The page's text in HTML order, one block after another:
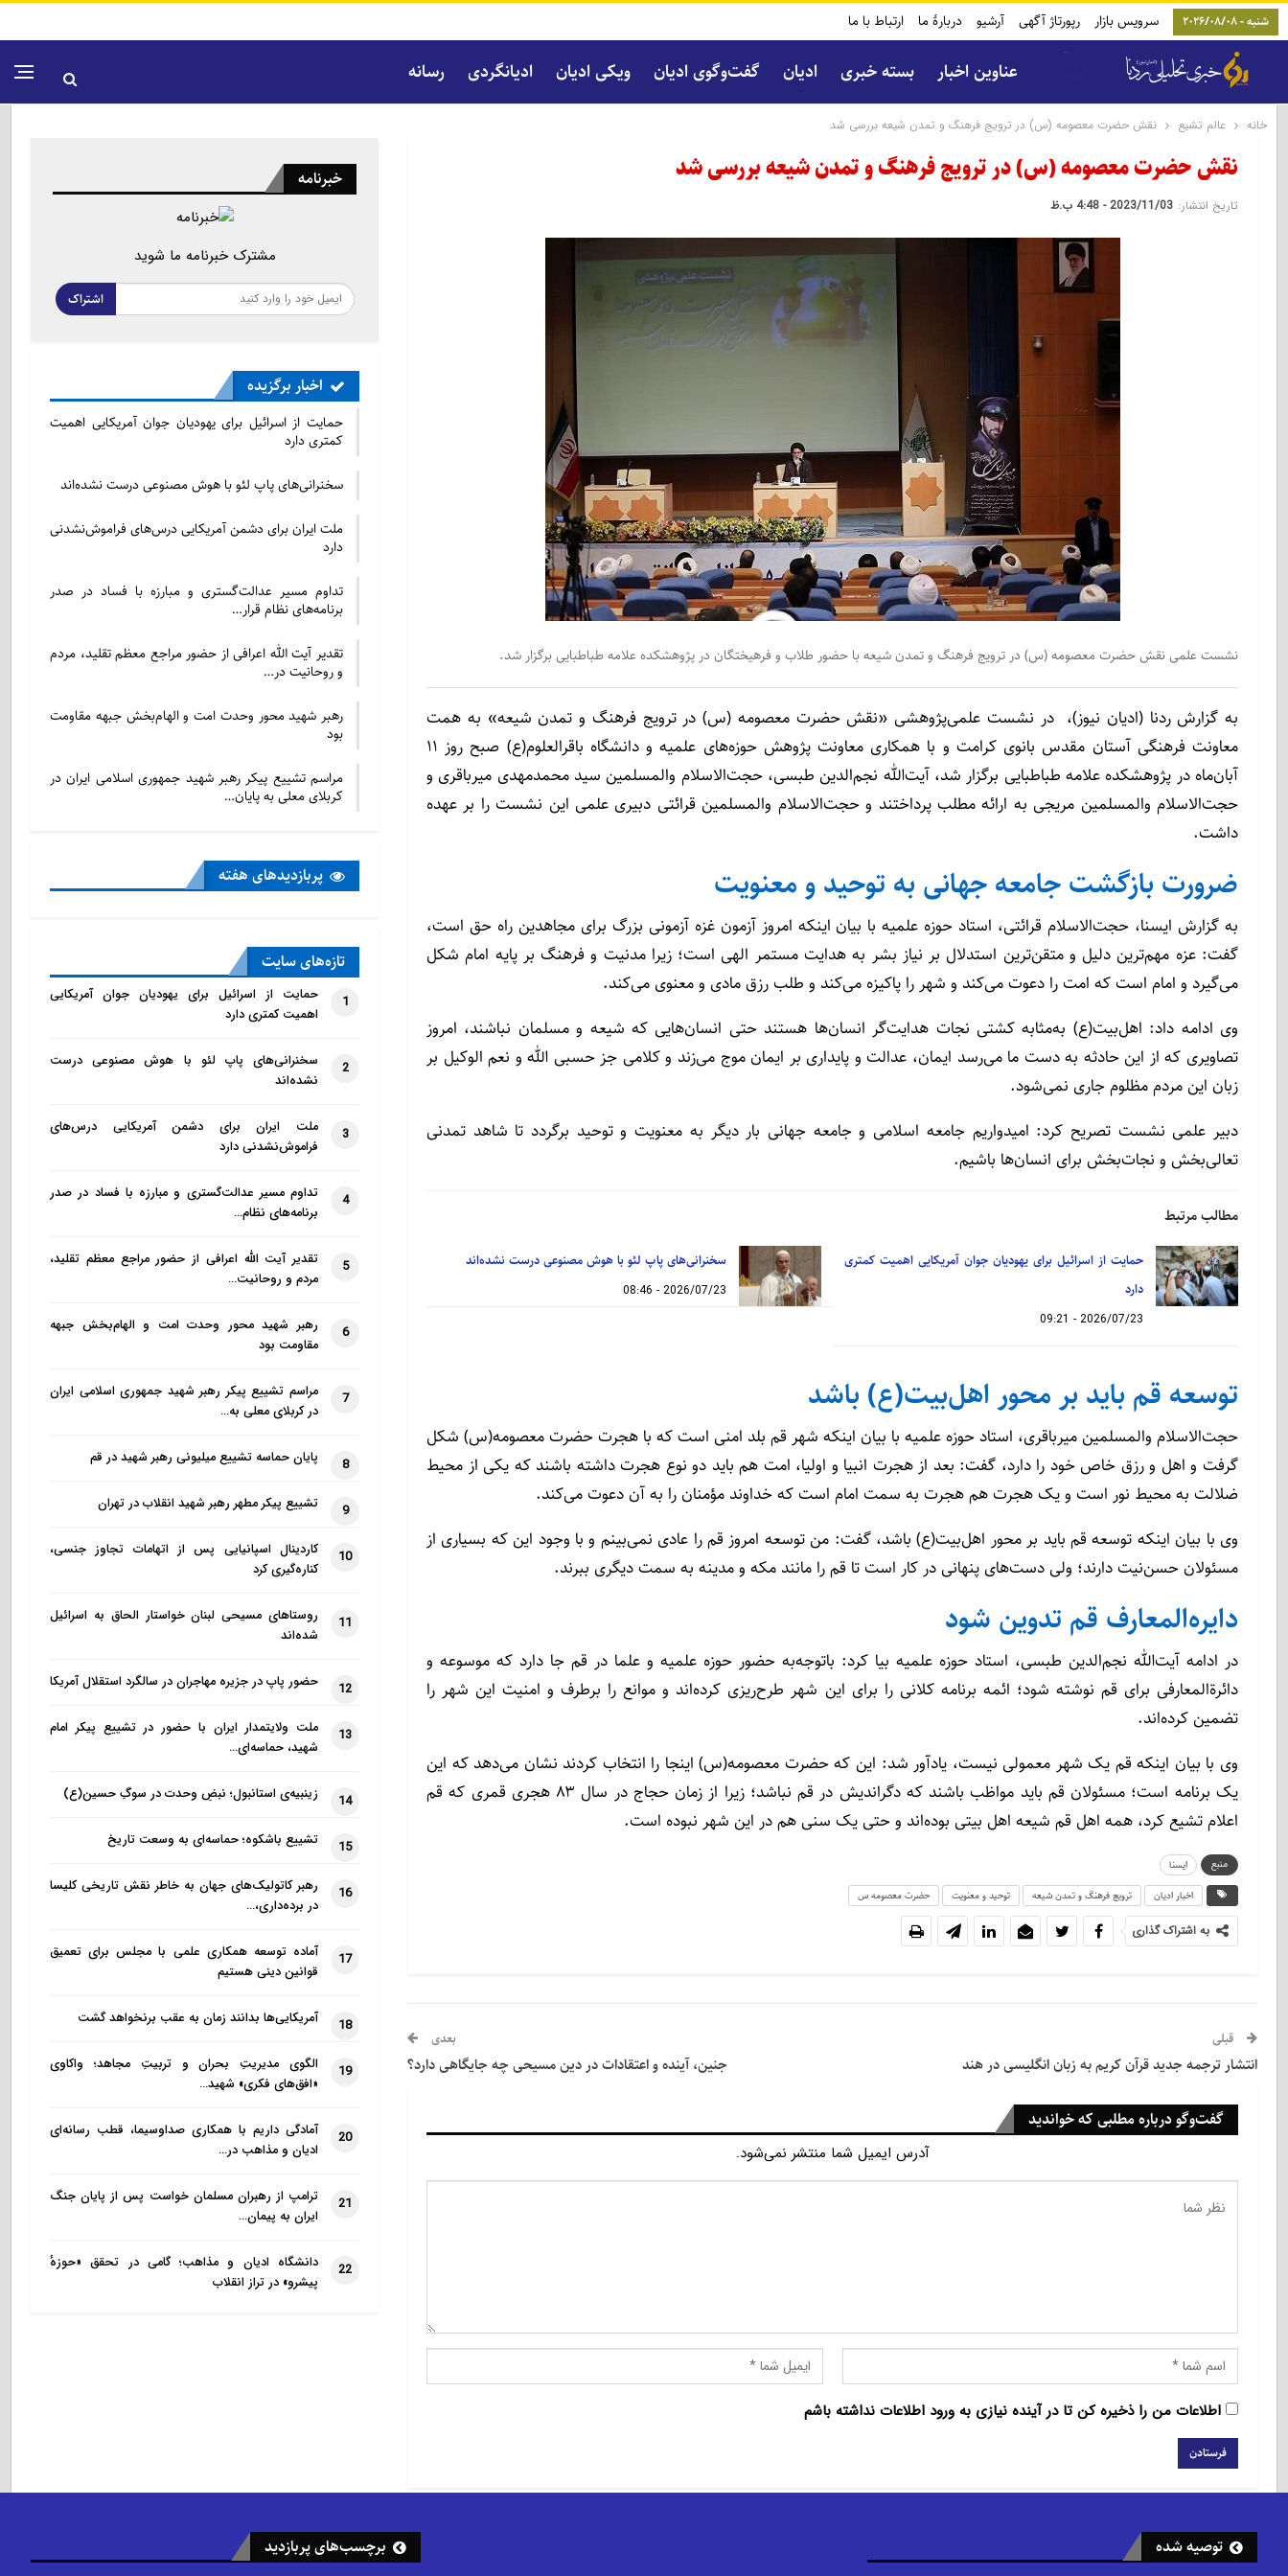
شنبه - 2026/08/08 سرویس بازار رپورتاژ آگهی آرشیو دربارۀ ما ارتباط با ما
عناوین اخبار بسته خبری ادیان گفت‌و‌گوی ادیان ویکی ادیان ادیانگردی رسانه
خانه عالم تشیع نقش حضرت معصومه (س) در ترویج فرهنگ و تمدن شیعه بررسی شد
نقش حضرت معصومه (س) در ترویج فرهنگ و تمدن شیعه بررسی شد
تاریخ انتشار: 2023/11/03 - 4:48 ب.ظ
نشست علمی نقش حضرت معصومه (س) در ترویج فرهنگ و تمدن شیعه با حضور طلاب و فرهیختگان در پژوهشکده علامه طباطبایی برگزار شد.
به گزارش ردنا (ادیان نیوز)، در نشست علمی‌پژوهشی «نقش حضرت معصومه (س) در ترویج فرهنگ و تمدن شیعه» به همت
معاونت فرهنگی آستان مقدس بانوی کرامت و با همکاری معاونت پژوهش حوزه‌های علمیه و دانشگاه باقرالعلوم(ع) صبح روز ۱۱
آبان‌ماه در پژوهشکده علامه طباطبایی برگزار شد، آیت‌الله نجم‌الدین طبسی، حجت‌الاسلام والمسلمین سید محمدمهدی میرباقری و
حجت‌الاسلام‌ والمسلمین مریجی به ارائه مطلب پرداختند و حجت‌الاسلام والمسلمین قرائتی دبیری علمی این نشست را بر عهده
داشت.
ضرورت بازگشت جامعه جهانی به توحید و معنویت
به گزارش ایسنا، حجت‌الاسلام قرائتی، استاد حوزه علمیه با بیان اینکه امروز آزمون غزه آزمونی بزرگ برای مجاهدین راه حق است،
گفت: عزه مهم‌ترین دلیل و متقن‌ترین استدلال بر نیاز بشر به هدایت مستمر الهی است؛ زیرا مدنیت و فرهنگ بر پایه امام شکل
می‌گیرد و امام است که امت را دعوت می‌کند و شهر را پاکیزه می‌کند و طلب رزق مادی و معنوی می‌کند.
وی ادامه داد: اهل‌بیت(ع) به‌مثابه کشتی نجات هدایت‌گر انسان‌ها هستند حتی انسان‌هایی که شیعه و مسلمان نباشند، امروز
تصاویری که از این حادثه به دست ما می‌رسد ایمان، عدالت و پایداری بر ایمان موج می‌زند و کلامی جز حسبی الله و نعم الوکیل بر
زبان این مردم مظلوم جاری نمی‌شود.
دبیر علمی نشست تصریح کرد: امیدواریم جامعه اسلامی و جامعه جهانی بار دیگر به معنویت و توحید برگردد تا شاهد تمدنی
تعالی‌بخش و نجات‌بخش برای انسان‌ها باشیم.
مطالب مرتبط
حمایت از اسرائیل برای یهودیان جوان آمریکایی اهمیت کمتری
دارد
2026/07/23 - 09:21
سخنرانی‌های پاپ لئو با هوش مصنوعی درست نشده‌اند
2026/07/23 - 08:46
توسعه قم باید بر محور اهل‌بیت(ع) باشد
حجت‌الاسلام والمسلمین میرباقری، استاد حوزه علمیه با بیان اینکه شهر قم بلد امنی است که با هجرت حضرت معصومه(س) شکل
گرفت و اهل و رزق خاص خود را دارد، گفت: بعد از هجرت انبیا و اولیا، امت هم باید دو نوع هجرت داشته باشند که یکی از محیط
ضلالت به محیط نور است و یک هجرت هم هجرت به سمت امام است که خداوند مؤمنان را به آن دعوت می‌کند.
وی با بیان اینکه توسعه قم باید بر محور اهل‌بیت(ع) باشد، گفت: من توسعه امروز قم را عادی نمی‌بینم و با وجود این که بسیاری از
مسئولان حسن‌نیت دارند؛ ولی دست‌های پنهانی در کار است تا قم را مانند مکه و مدینه به سمت دیگری ببرند.
دایره‌المعارف قم تدوین شود
در ادامه آیت‌الله نجم‌الدین طبسی، استاد حوزه علمیه بیا کرد: باتوجه‌به حضور حوزه علمیه و علما در قم جا دارد که موسوعه و
دائرةالمعارفی برای قم نوشته شود؛ ائمه برنامه کلانی را برای این شهر طرح‌ریزی کرده‌اند و موانع را برطرف و امنیت این شهر را
تضمین کرده‌اند.
وی با بیان اینکه قم یک شهر معمولی نیست، یادآور شد: این که حضرت معصومه(س) اینجا را انتخاب کردند نشان می‌دهد که این
یک برنامه است؛ مسئولان قم باید مواظب باشند که دگراندیش در قم نباشد؛ زیرا از زمان حجاج در سال ۸۳ هجری قمری که قم
اعلام تشیع کرد، همه اهل قم شیعه اهل بیتی بوده‌اند و حتی یک سنی هم در این شهر نبوده است.
منبع
ایسنا
اخبار ادیان
ترویج فرهنگ و تمدن شیعه توحید و معنویت حضرت معصومه س
به اشتراک گذاری
قبلی
انتشار ترجمه جدید قرآن کریم به زبان انگلیسی در هند
بعدی
جنین، آینده و اعتقادات در دین مسیحی چه جایگاهی دارد؟
گفت‌وگو درباره مطلبی که خواندید
آدرس ایمیل شما منتشر نمی‌شود.
اطلاعات من را ذخیره کن تا در آینده نیازی به ورود اطلاعات نداشته باشم
خبرنامه
مشترک خبرنامه ما شوید
اشتراک
اخبار برگزیده
حمایت از اسرائیل برای یهودیان جوان آمریکایی اهمیت
کمتری دارد
سخنرانی‌های پاپ لئو با هوش مصنوعی درست نشده‌اند
ملت ایران برای دشمن آمریکایی درس‌های فراموش‌نشدنی
دارد
تداوم مسیر عدالت‌گستری و مبارزه با فساد در صدر
برنامه‌های نظام قرار…
تقدیر آیت الله اعرافی از حضور مراجع معظم تقلید، مردم
و روحانیت در…
رهبر شهید محور وحدت امت و الهام‌بخش جبهه مقاومت
بود
مراسم تشییع پیکر رهبر شهید جمهوری اسلامی ایران در
کربلای معلی به پایان…
پربازدید‌های هفته
تازه‌‌های سایت
1
حمایت از اسرائیل برای یهودیان جوان آمریکایی
اهمیت کمتری دارد
2
سخنرانی‌های پاپ لئو با هوش مصنوعی درست
نشده‌اند
3
ملت ایران برای دشمن آمریکایی درس‌های
فراموش‌نشدنی دارد
4
تداوم مسیر عدالت‌گستری و مبارزه با فساد در صدر
برنامه‌های نظام…
5
تقدیر آیت الله اعرافی از حضور مراجع معظم تقلید،
مردم و روحانیت…
6
رهبر شهید محور وحدت امت و الهام‌بخش جبهه
مقاومت بود
7
مراسم تشییع پیکر رهبر شهید جمهوری اسلامی ایران
در کربلای معلی به…
8 پایان حماسه تشییع میلیونی رهبر شهید در قم
9 تشییع پیکر مطهر رهبر شهید انقلاب در تهران
10
کاردینال اسپانیایی پس از اتهامات تجاوز جنسی،
کناره‌گیری کرد
11
روستاهای مسیحی لبنان خواستار الحاق به اسرائیل
شده‌اند
12 حضور پاپ در جزیره مهاجران در سالگرد استقلال آمریکا
13
ملت ولایتمدار ایران با حضور در تشییع پیکر امام
شهید، حماسه‌ای…
14 زینبیه‌ی استانبول؛ نبضِ وحدت در سوگِ حسین(ع)
15 تشییع باشکوه؛ حماسه‌ای به وسعت تاریخ
16
رهبر کاتولیک‌های جهان به خاطر نقش تاریخی کلیسا
در برده‌داری،…
17
آماده توسعه همکاری علمی با مجلس برای تعمیق
قوانین دینی هستیم
18 آمریکایی‌ها بدانند زمان به عقب برنخواهد گشت
19
الگوی مدیریتِ بحران و تربیتِ مجاهد؛ واکاوی
«افق‌های فکری» شهید…
20
آمادگی داریم با همکاری صداوسیما، قطب رسانه‌ای
ادیان و مذاهب در…
21
ترامپ از رهبران مسلمان خواست پس از پایان جنگ
ایران به پیمان…
22
دانشگاه ادیان و مذاهب؛ گامی در تحقق «حوزهٔ
پیشرو» در تراز انقلاب
توصیه شده برچسب‌های پربازدید